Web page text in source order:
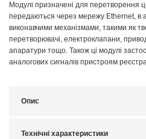
Модулі призначені для перетворення
передаються через мережу Ethernet, в
виконавчими механізмами, такими як
перетворювачі, електроклапани,
апаратури тощо. Також ці модулі
аналогових сигналів пристроям
Опис
Технічні характеристики